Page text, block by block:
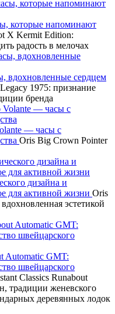
которые напоминают
X Kermit Edition:
радость в мелочах
вдохновленные сердцем
1975: признание
бренда
— часы с
Oris Big Crown Pointer
дизайна и
для активной жизни Oris
эстетикой
Automatic GMT:
швейцарского
Classics Runabout
традиции женевского
деревянных лодок